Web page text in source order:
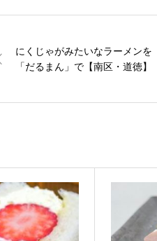
にくじゃがみたいなラーメンを
「だるまん」で【南区・道徳】